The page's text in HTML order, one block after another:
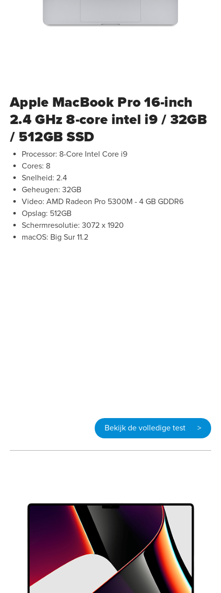
Apple MacBook Pro 16-inch
2.4 GHz 8-core intel i9 / 32GB
/ 512GB SSD
Processor: 8-Core Intel Core i9
Cores: 8
Snelheid: 2.4
Geheugen: 32GB
Video: AMD Radeon Pro 5300M - 4 GB GDDR6
Opslag: 512GB
Schermresolutie: 3072 x 1920
macOS: Big Sur 11.2
Bekijk de volledige test >